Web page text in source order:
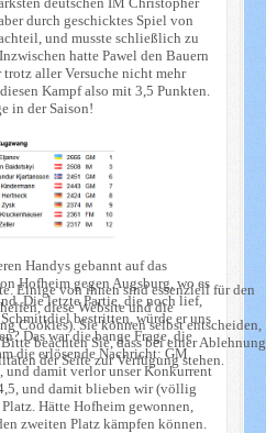
durch geschicktes Spiel von
und musste schließlich zu
hatte Pawel den Bauern
aller Versuche nicht mehr
Kampf also mit 3,5 Punkten.
in der Saison!
Handys gebannt auf das
Hofheim gegen Augsburg, wo es
Die letzte Partie, die noch lief,
bestritten, würde er uns
Das war die bange Frage, die
die erlösende Nachricht: GM
und damit verlor unser Konkurrent
und damit blieben wir (völlig
Platz. Hätte Hofheim gewonnen,
zweiten Platz kämpfen können.
Einige von ihnen sind essenziell für den
diese Website und die
Cookies). Sie können selbst entscheiden,
beachten Sie, dass bei einer Ablehnung
der Seite zur Verfügung stehen.